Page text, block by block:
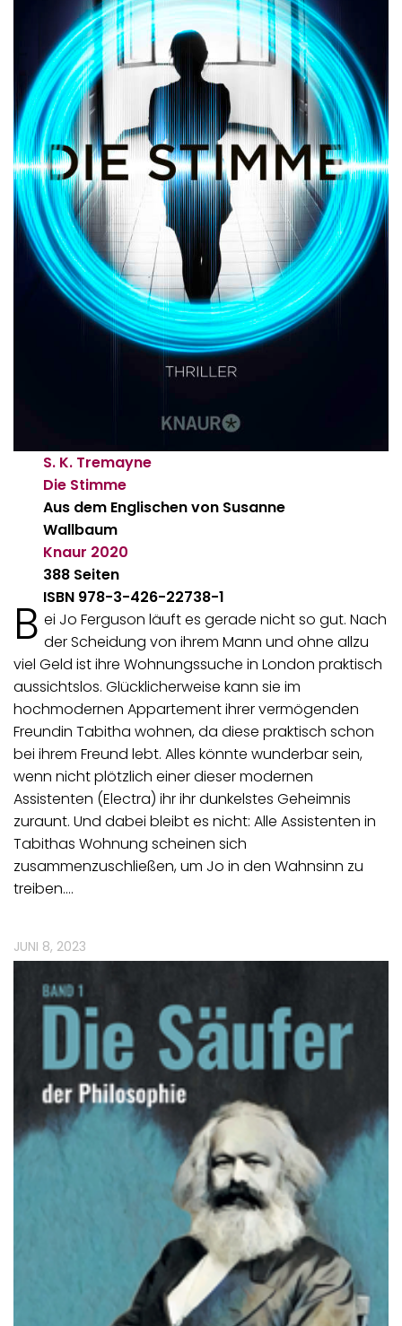
S. K. Tremayne
Die Stimme
Aus dem Englischen von Susanne
Wallbaum
Knaur 2020
388 Seiten
ISBN 978-3-426-22738-1
B ei Jo Ferguson läuft es gerade nicht so gut. Nach
der Scheidung von ihrem Mann und ohne allzu
viel Geld ist ihre Wohnungssuche in London praktisch
aussichtslos. Glücklicherweise kann sie im
hochmodernen Appartement ihrer vermögenden
Freundin Tabitha wohnen, da diese praktisch schon
bei ihrem Freund lebt. Alles könnte wunderbar sein,
wenn nicht plötzlich einer dieser modernen
Assistenten (Electra) ihr ihr dunkelstes Geheimnis
zuraunt. Und dabei bleibt es nicht: Alle Assistenten in
Tabithas Wohnung scheinen sich
zusammenzuschließen, um Jo in den Wahnsinn zu
treiben.…
JUNI 8, 2023